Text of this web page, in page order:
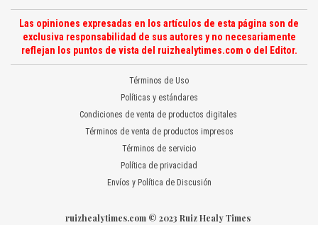
Las opiniones expresadas en los artículos de esta página son de
exclusiva responsabilidad de sus autores y no necesariamente
reflejan los puntos de vista del ruizhealytimes.com o del Editor.
Términos de Uso
Políticas y estándares
Condiciones de venta de productos digitales
Términos de venta de productos impresos
Términos de servicio
Política de privacidad
Envíos y Política de Discusión
ruizhealytimes.com © 2023 Ruiz Healy Times